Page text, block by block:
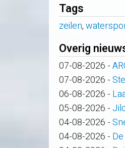
Tags
zeilen,
Overig
07-08-2026 -
07-08-2026 -
06-08-2026 -
05-08-2026 -
04-08-2026 -
04-08-2026 -